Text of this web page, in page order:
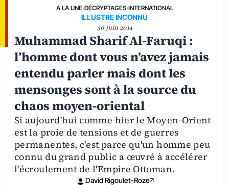
A LA UNE›DÉCRYPTAGES›INTERNATIONAL
ILLUSTRE INCONNU
30 juin 2014
Muhammad Sharif Al-Faruqi :
l’homme dont vous n’avez jamais
entendu parler mais dont les
mensonges sont à la source du
chaos moyen-oriental
Si aujourd'hui comme hier le Moyen-Orient
est la proie de tensions et de guerres
permanentes, c'est parce qu'un homme peu
connu du grand public a œuvré à accélérer
l'écroulement de l'Empire Ottoman.
David Rigoulet-Roze